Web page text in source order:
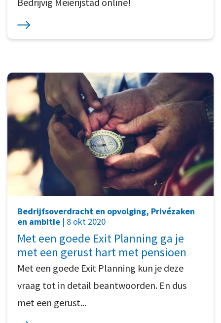
Bedrijfsoverdracht en opvolging, Privézaken
en ambitie | 8 okt 2020
Met een goede Exit Planning ga je
met een gerust hart met pensioen
Met een goede Exit Planning kun je deze
vraag tot in detail beantwoorden. En dus
met een gerust...